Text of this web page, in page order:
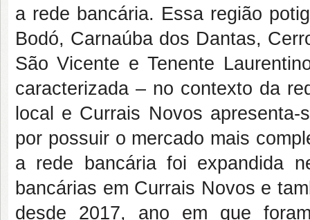
a rede bancária. Essa região
Bodó, Carnaúba dos Dantas,
São Vicente e Tenente
caracterizada – no contexto da
local e Currais Novos
por possuir o mercado mais
a rede bancária foi expandida
bancárias em Currais Novos e
desde 2017, ano em que